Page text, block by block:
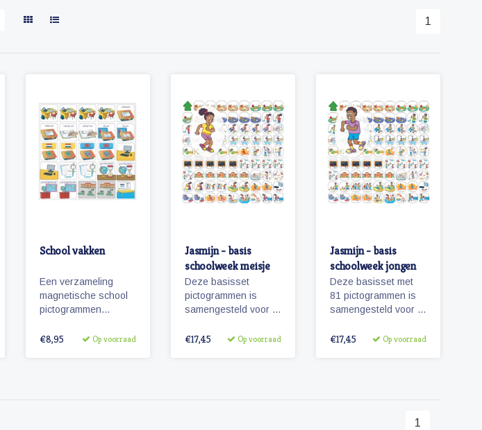
1
School vakken
Een verzameling
magnetische school
pictogrammen
vakken die op de
€8,95 Op voorraad
Jasmijn - basis
schoolweek meisje
Deze basisset
pictogrammen is
samengesteld voor 5
op hoofdactiviteiten
€17,45 Op voorraad
Jasmijn - basis
schoolweek jongen
Deze basisset met
81 pictogrammen is
samengesteld voor 5
op hoofdactiviteiten
€17,45 Op voorraad
1